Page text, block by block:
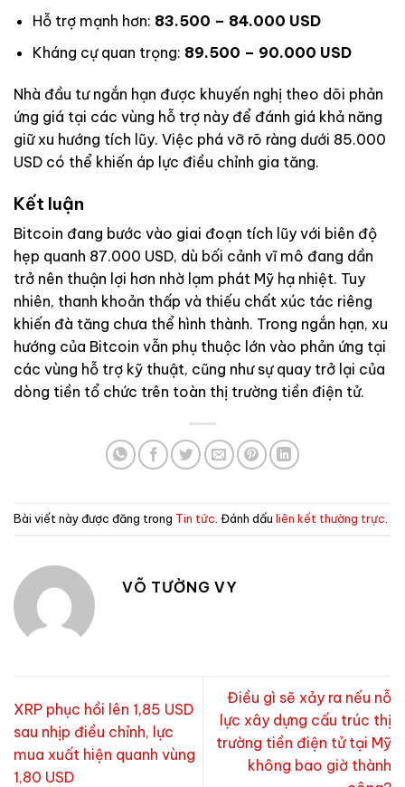
Hỗ trợ mạnh hơn: 83.500 – 84.000 USD
Kháng cự quan trọng: 89.500 – 90.000 USD
Nhà đầu tư ngắn hạn được khuyến nghị theo dõi phản
ứng giá tại các vùng hỗ trợ này để đánh giá khả năng
giữ xu hướng tích lũy. Việc phá vỡ rõ ràng dưới 85.000
USD có thể khiến áp lực điều chỉnh gia tăng.
Kết luận
Bitcoin đang bước vào giai đoạn tích lũy với biên độ
hẹp quanh 87.000 USD, dù bối cảnh vĩ mô đang dần
trở nên thuận lợi hơn nhờ lạm phát Mỹ hạ nhiệt. Tuy
nhiên, thanh khoản thấp và thiếu chất xúc tác riêng
khiến đà tăng chưa thể hình thành. Trong ngắn hạn, xu
hướng của Bitcoin vẫn phụ thuộc lớn vào phản ứng tại
các vùng hỗ trợ kỹ thuật, cũng như sự quay trở lại của
dòng tiền tổ chức trên toàn thị trường tiền điện tử.
Bài viết này được đăng trong Tin tức. Đánh dấu liên kết thường trực.
VÕ TƯỜNG VY
XRP phục hồi lên 1,85 USD
sau nhịp điều chỉnh, lực
mua xuất hiện quanh vùng
1,80 USD
Điều gì sẽ xảy ra nếu nỗ
lực xây dựng cấu trúc thị
trường tiền điện tử tại Mỹ
không bao giờ thành